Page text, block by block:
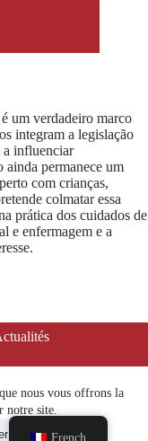
nous vous offrons la
notre site.
um verdadeiro marco
integram a legislação
a influenciar
ainda permanece um
com crianças,
colmatar essa
prática dos cuidados de
e enfermagem e a
French